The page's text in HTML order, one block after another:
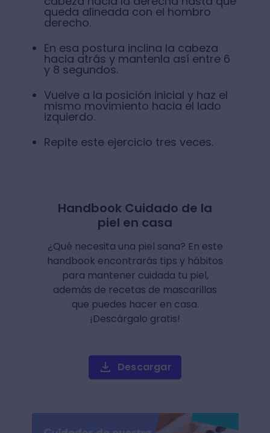
queda alineada con el hombro
derecho.
En esa postura inclina la cabeza
hacia atrás y mantenla así entre 6
y 8 segundos.
Vuelve a la posición inicial y haz el
mismo movimiento hacia el lado
izquierdo.
Repite este ejercicio tres veces.
Handbook Cuidado de la
piel en casa
¿Qué necesita una piel sana? En este
handbook encontrarás tips y hábitos
para mantener cuidada tu piel,
además de recetas de mascarillas
que puedes hacer en casa.
¡Descárgalo gratis!
Descargar